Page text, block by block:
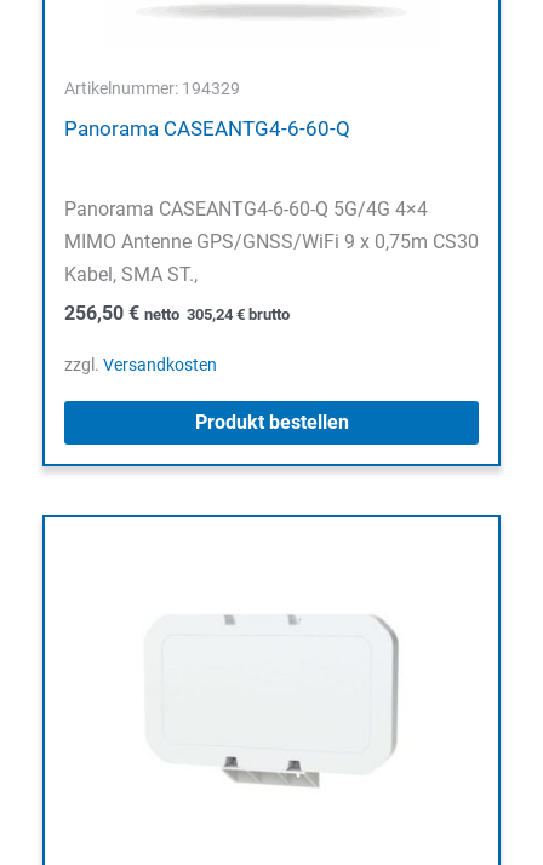
Artikelnummer: 194329
Panorama CASEANTG4-6-60-Q
Panorama CASEANTG4-6-60-Q 5G/4G 4×4
MIMO Antenne GPS/GNSS/WiFi 9 x 0,75m CS30
Kabel, SMA ST.,
256,50 € netto 305,24 € brutto
zzgl. Versandkosten
Produkt bestellen